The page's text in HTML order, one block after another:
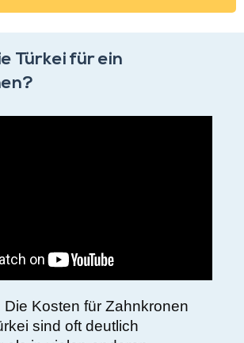
Türkei für ein
Die Kosten für Zahnkronen
sind oft deutlich